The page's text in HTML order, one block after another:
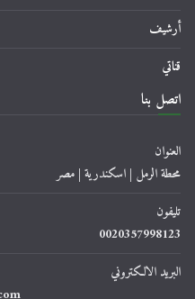
أرشيف
قناتي
اتصل بنا
العنوان
محطة الرمل | اسكندرية | مصر
تليفون
0020357998123
البريد الالكتروني